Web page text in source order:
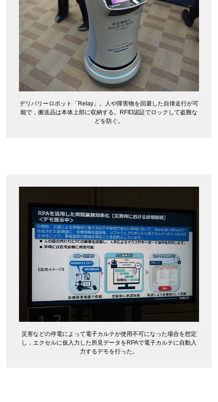
デリバリーロボット「Relay」。人や障害物を回避した自律走行が可
能で，搬送品は本体上部に収納する。RFID認証でロックして盗難な
どを防ぐ。
災害などの停電によって電子カルテが使用不可になった場合を想定
し，エクセルに仮入力した所見データをRPAで電子カルテに自動入
力するデモを行った。